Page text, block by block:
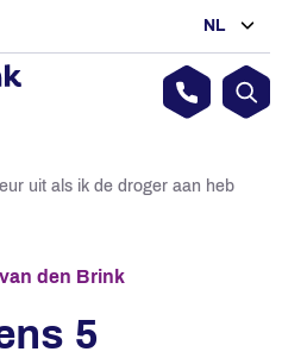
NL
uit als ik de droger aan heb
den Brink
5